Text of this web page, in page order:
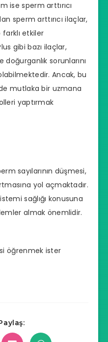
ise sperm arttırıcı
sperm arttırıcı ilaçlar,
etkiler
gibi bazı ilaçlar,
doğurganlık sorunlarını
Ancak, bu
mutlaka bir uzmana
yaptırmak
sayılarının düşmesi,
yol açmaktadır.
sağlığı konusuna
almak önemlidir.
öğrenmek ister